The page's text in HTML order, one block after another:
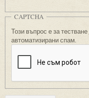
CAPTCHA
Този въпрос е за
автоматизирани спам.